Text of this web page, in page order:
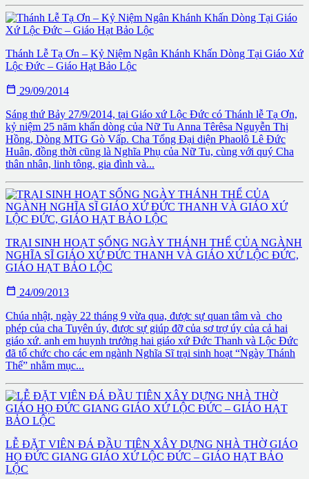
Thánh Lễ Tạ Ơn – Kỷ Niệm Ngân Khánh Khấn Dòng Tại Giáo Xứ
Lộc Đức – Giáo Hạt Bảo Lộc
 29/09/2014
Sáng thứ Bảy 27/9/2014, tại Giáo xứ Lộc Đức có Thánh lễ Tạ Ơn,
kỷ niệm 25 năm khấn dòng của Nữ Tu Anna Têrêsa Nguyễn Thị
Hồng, Dòng MTG Gò Vấp. Cha Tổng Đại diện Phaolô Lê Đức
Huân, đồng thời cũng là Nghĩa Phụ của Nữ Tu, cùng với quý Cha
thân nhân, linh tông, gia đình và...
TRẠI SINH HOẠT SỐNG NGÀY THÁNH THỂ CỦA NGÀNH
NGHĨA SĨ GIÁO XỨ ĐỨC THANH VÀ GIÁO XỨ LỘC ĐỨC,
GIÁO HẠT BẢO LỘC
 24/09/2013
Chúa nhật, ngày 22 tháng 9 vừa qua, được sự quan tâm và cho
phép của cha Tuyên úy, được sự giúp đỡ của sơ trợ úy của cả hai
giáo xứ. anh em huynh trưởng hai giáo xứ Đức Thanh và Lộc Đức
đã tổ chức cho các em ngành Nghĩa Sĩ trại sinh hoạt “Ngày Thánh
Thể” nhằm mục...
LỄ ĐẶT VIÊN ĐÁ ĐẦU TIÊN XÂY DỰNG NHÀ THỜ GIÁO
HỌ ĐỨC GIANG GIÁO XỨ LỘC ĐỨC – GIÁO HẠT BẢO
LỘC